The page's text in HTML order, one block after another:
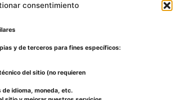
consentimiento
y de terceros para fines específicos:
del sitio (no requieren
idioma, moneda, etc.